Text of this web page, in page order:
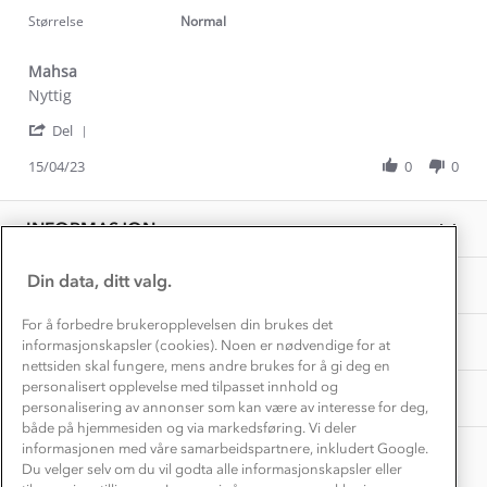
rating
Størrelse Normal
Mahsa
Review
Mahsa
on
Apr
2023
review
Mahsa
Nyttig
Del
Mahsa
S.
Apr
2023
15/04/23 0 0
INFORMASJON
Konkurransevinnere
Kundeklubb
Våre butikker
Bedrift, barnehage og SFO
Presse
OM OSS
Inkludering
Materialer
Personvern
Samarbeide med oss?
TIPS OG RÅD
Dette trenger du til barnehagen
Gravidklær
Hvordan velge riktig turtøy?
Store størrelser
Turmat oppskrifter
Beredskap
AKTIVITETER
Få turinspirasjon og tips her⛰
Overnatte utendørs⛺
Leirskole 🥾
Barnehageansatt
Tips til hyttetur
Din data, ditt valg.
For å forbedre brukeropplevelsen din brukes det
informasjonskapsler (cookies). Noen er nødvendige for at
nettsiden skal fungere, mens andre brukes for å gi deg en
personalisert opplevelse med tilpasset innhold og
personalisering av annonser som kan være av interesse for deg,
både på hjemmesiden og via markedsføring. Vi deler
informasjonen med våre samarbeidspartnere, inkludert Google.
Du velger selv om du vil godta alle informasjonskapsler eller